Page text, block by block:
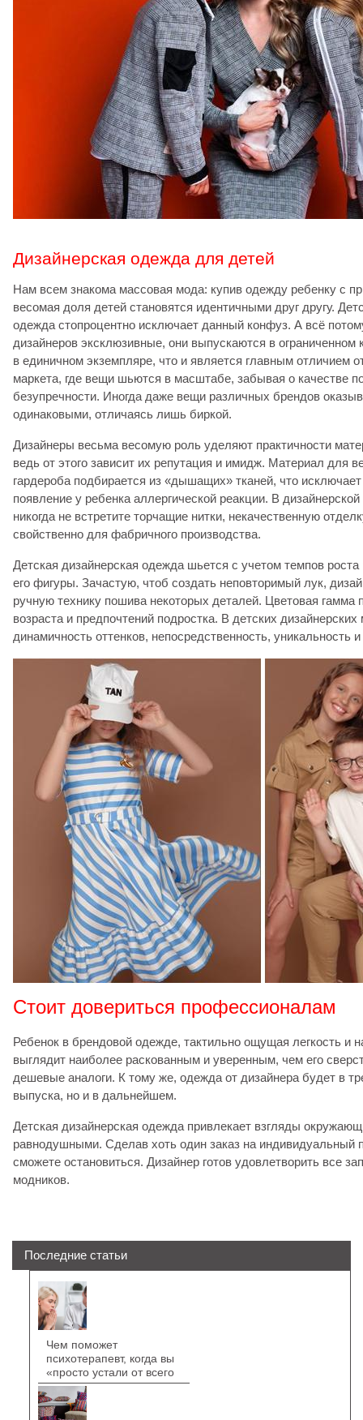
Дизайнерская одежда для детей
Нам всем знакома массовая мода: купив одежду ребенку с
весомая доля детей становятся идентичными друг другу.
одежда стопроцентно исключает данный конфуз. А всё
дизайнеров эксклюзивные, они выпускаются в ограниченном
в единичном экземпляре, что и является главным отличием
маркета, где вещи шьются в масштабе, забывая о качестве
безупречности. Иногда даже вещи различных брендов
одинаковыми, отличаясь лишь биркой.
Дизайнеры весьма весомую роль уделяют практичности
ведь от этого зависит их репутация и имидж. Материал для
гардероба подбирается из «дышащих» тканей, что
появление у ребенка аллергической реакции. В
никогда не встретите торчащие нитки, некачественную
свойственно для фабричного производства.
Детская дизайнерская одежда шьется с учетом темпов роста
его фигуры. Зачастую, чтоб создать неповторимый лук,
ручную технику пошива некоторых деталей. Цветовая гамма
возраста и предпочтений подростка. В детских
динамичность оттенков, непосредственность, уникальность
Стоит довериться профессионалам
Ребенок в брендовой одежде, тактильно ощущая легкость и
выглядит наиболее раскованным и уверенным, чем его
дешевые аналоги. К тому же, одежда от дизайнера будет в
выпуска, но и в дальнейшем.
Детская дизайнерская одежда привлекает взгляды
равнодушными. Сделав хоть один заказ на индивидуальный
сможете остановиться. Дизайнер готов удовлетворить все
модников.
Последние статьи
Чем поможет
психотерапевт, когда вы
«просто устали от всего